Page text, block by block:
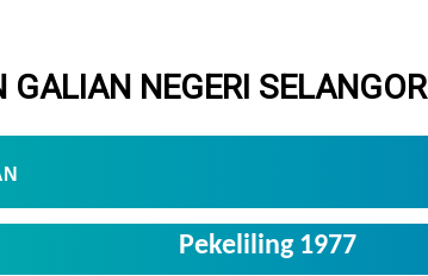
NEGERI SELANGOR
Pekeliling 1977